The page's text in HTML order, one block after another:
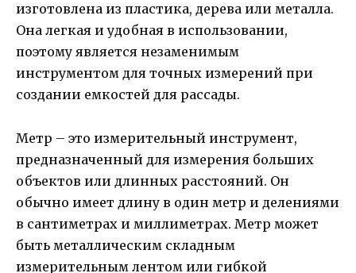
изготовлена из пластика, дерева или металла.
Она легкая и удобная в использовании,
поэтому является незаменимым
инструментом для точных измерений при
создании емкостей для рассады.
Метр – это измерительный инструмент,
предназначенный для измерения больших
объектов или длинных расстояний. Он
обычно имеет длину в один метр и делениями
в сантиметрах и миллиметрах. Метр может
быть металлическим складным
измерительным лентом или гибкой